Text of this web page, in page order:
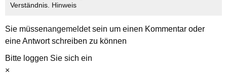
Verständnis. Hinweis
Sie müssenangemeldetsein um einen Kommentar oder
eine Antwort schreiben zu können
Bitte loggen Sie sich ein
×